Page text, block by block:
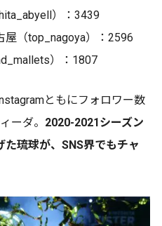
）：3439
屋（top_nagoya）：2596
）：1807
ともにフォロワー数
ーダ。 2020-2021シーズン
琉球が、SNS界でもチャ